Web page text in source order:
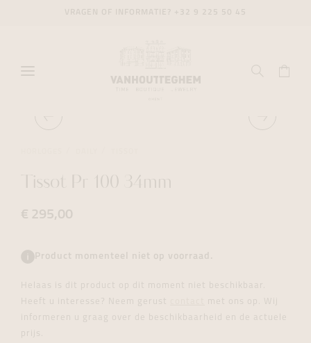
Tissot Pr 100 34mm
€ 295,00
Product momenteel niet op voorraad.
Helaas is dit product op dit moment niet beschikbaar.
Heeft u interesse? Neem gerust
met ons op. Wij
informeren u graag over de beschikbaarheid en de actuele
prijs.